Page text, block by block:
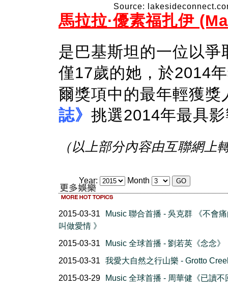
Source:
馬拉拉·優素福扎伊
是巴基斯坦的一位以
僅17歲的她，於2014
爾獎項中的最年輕獲
誌》 挑選2014年最具
（以上部分內容由互聯網上
Year: Month
2015-03-31
Music 聯合首播 - 吳克群 《不會
叫做愛情 》
2015-03-31
Music 全球首播 - 劉若英《念念》
2015-03-31
我愛大自然之行山樂 - Grotto
2015-03-29
Music 全球首播 - 周華健《已讀不